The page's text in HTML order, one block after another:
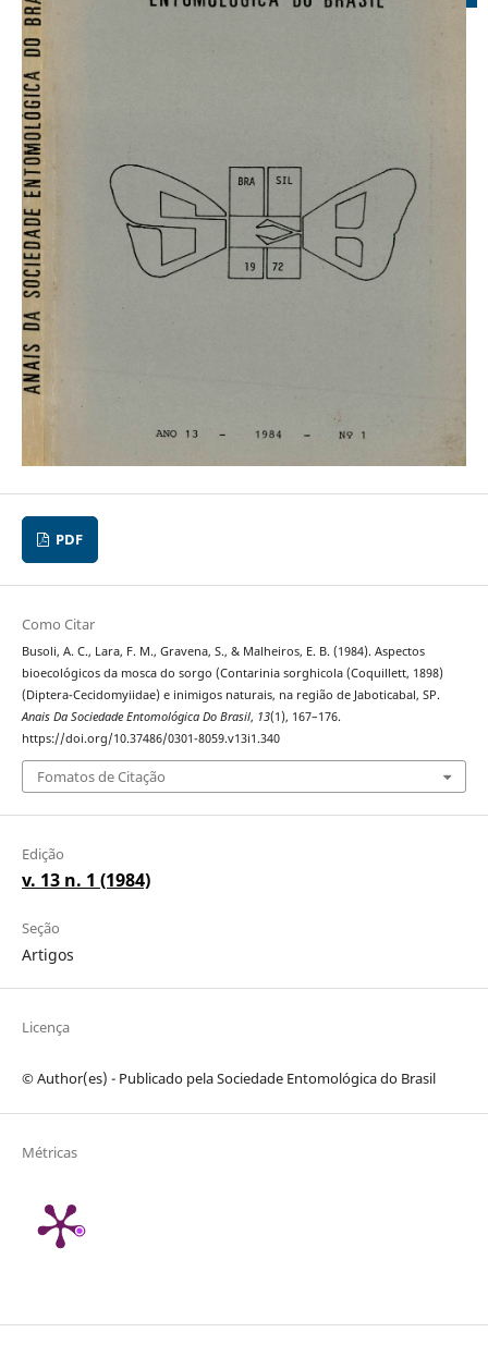
PDF
Como Citar
Busoli, A. C., Lara, F. M., Gravena, S., & Malheiros, E. B. (1984). Aspectos
bioecológicos da mosca do sorgo (Contarinia sorghicola (Coquillett, 1898)
(Diptera-Cecidomyiidae) e inimigos naturais, na região de Jaboticabal, SP.
Anais Da Sociedade Entomológica Do Brasil, 13(1), 167–176.
https://doi.org/10.37486/0301-8059.v13i1.340
Fomatos de Citação
Edição
v. 13 n. 1 (1984)
Seção
Artigos
Licença
© Author(es) - Publicado pela Sociedade Entomológica do Brasil
Métricas